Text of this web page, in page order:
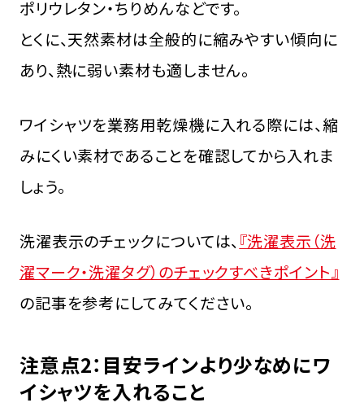
ポリウレタン・ちりめんなどです。
とくに、天然素材は全般的に縮みやすい傾向に
あり、熱に弱い素材も適しません。
ワイシャツを業務用乾燥機に入れる際には、縮
みにくい素材であることを確認してから入れま
しょう。
洗濯表示のチェックについては、『洗濯表示（洗
濯マーク・洗濯タグ）のチェックすべきポイント』
の記事を参考にしてみてください。
注意点2：目安ラインより少なめにワ
イシャツを入れること